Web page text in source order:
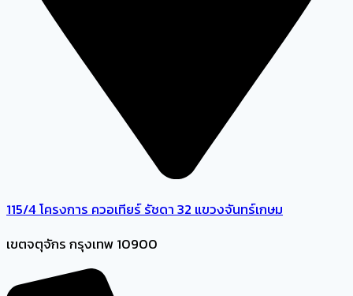
115/4 โครงการ ควอเทียร์ รัชดา 32 แขวงจันทร์เกษม
เขตจตุจักร กรุงเทพ 10900